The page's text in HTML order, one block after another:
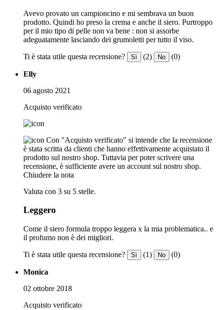
Avevo provato un campioncino e mi sembrava un buon
prodotto. Quindi ho preso la crema e anche il siero. Purtroppo
per il mio tipo di pelle non va bene : non si assorbe
adeguatamente lasciando dei grumoletti per tutto il viso.
Ti è stata utile questa recensione? Sì (2) No (0)
Elly
06 agosto 2021
Acquisto verificato
Con "Acquisto verificato" si intende che la recensione
è stata scritta da clienti che hanno effettivamente acquistato il
prodotto sul nostro shop. Tuttavia per poter scrivere una
recensione, è sufficiente avere un account sul nostro shop.
Chiudere la nota
Valuta con 3 su 5 stelle.
Leggero
Come il siero formula troppo leggera x la mia problematica.. e
il profumo non è dei migliori.
Ti è stata utile questa recensione? Sì (1) No (0)
Monica
02 ottobre 2018
Acquisto verificato